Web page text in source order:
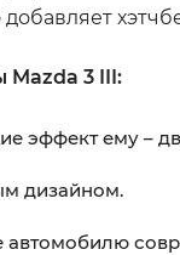
добавляет
3 III:
эффект ему –
дизайном.